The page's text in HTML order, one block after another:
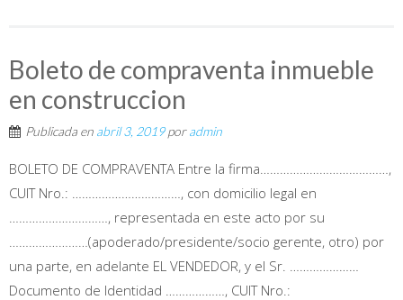
Boleto de compraventa inmueble
en construccion
Publicada en abril 3, 2019poradmin
BOLETO DE COMPRAVENTA Entre la firma…………………………………,
CUIT Nro.: ……………………………, con domicilio legal en
…………………………, representada en este acto por su
……………………(apoderado/presidente/socio gerente, otro) por
una parte, en adelante EL VENDEDOR, y el Sr. …………………
Documento de Identidad ………………, CUIT Nro.: